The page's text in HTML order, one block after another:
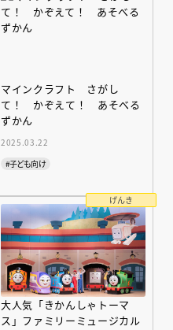
マインクラフト さがし
て！ かぞえて！ あそべる
ずかん
2025.03.22
#子ども向け
げんき
大人気「きかんしゃトーマ
ス」ファミリーミュージカル